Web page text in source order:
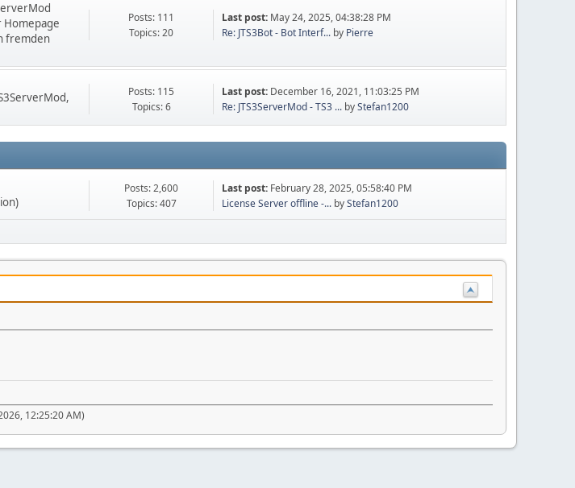
Homepage
fremden
Posts: 111
Topics: 20
Last post: May 24, 2025, 04:38:28 PM
Re: JTS3Bot - Bot Interf... by Pierre
Posts: 115
Topics: 6
Last post: December 16, 2021, 11:03:25 PM
Re: JTS3ServerMod - TS3 ... byStefan1200
Posts: 2,600
Topics: 407
Last post: February 28, 2025, 05:58:40 PM
License Server offline -... byStefan1200
12:25:20 AM)